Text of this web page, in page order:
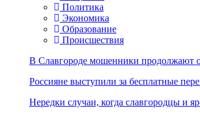
Политика
Экономика
Образование
Происшествия
В Славгороде мошенники продолжают
Россияне выступили за бесплатные
Нередки случаи, когда славгородцы и